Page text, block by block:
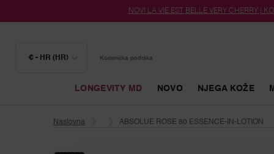
NOVI LA VIE EST BELLE VERY CHERRY |
€ - HR (HR) Korisnička podrška
LONGEVITY MD NOVO NJEGA KOŽE
Naslovna
ABSOLUE ROSE 80 ESSENCE-IN-LOTION